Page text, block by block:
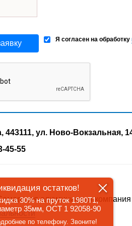
Я согласен на обработку
443111, ул. Ново-Вокзальная,
45-55
алюминиевая компания
остатков!
30% на пруток 1980Т1,
35мм, ОСТ 1 92058-90
по телефону. Звоните!